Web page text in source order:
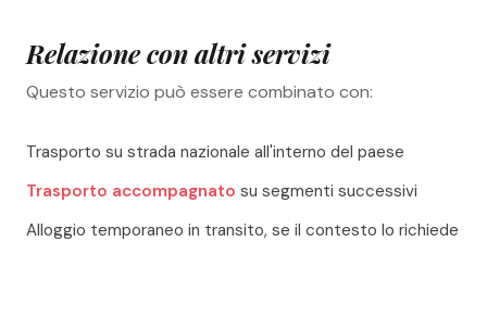
Relazione con altri servizi
Questo servizio può essere combinato con:
Trasporto su strada nazionale all'interno del paese
Trasporto accompagnato su segmenti successivi
Alloggio temporaneo in transito, se il contesto lo richiede